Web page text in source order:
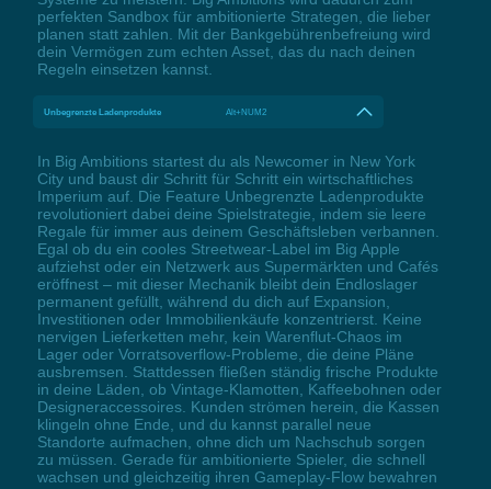
perfekten Sandbox für ambitionierte Strategen, die lieber
planen statt zahlen. Mit der Bankgebührenbefreiung wird
dein Vermögen zum echten Asset, das du nach deinen
Regeln einsetzen kannst.
Unbegrenzte Ladenprodukte Alt+NUM2
In Big Ambitions startest du als Newcomer in New York
City und baust dir Schritt für Schritt ein wirtschaftliches
Imperium auf. Die Feature Unbegrenzte Ladenprodukte
revolutioniert dabei deine Spielstrategie, indem sie leere
Regale für immer aus deinem Geschäftsleben verbannen.
Egal ob du ein cooles Streetwear-Label im Big Apple
aufziehst oder ein Netzwerk aus Supermärkten und Cafés
eröffnest – mit dieser Mechanik bleibt dein Endloslager
permanent gefüllt, während du dich auf Expansion,
Investitionen oder Immobilienkäufe konzentrierst. Keine
nervigen Lieferketten mehr, kein Warenflut-Chaos im
Lager oder Vorratsoverflow-Probleme, die deine Pläne
ausbremsen. Stattdessen fließen ständig frische Produkte
in deine Läden, ob Vintage-Klamotten, Kaffeebohnen oder
Designeraccessoires. Kunden strömen herein, die Kassen
klingeln ohne Ende, und du kannst parallel neue
Standorte aufmachen, ohne dich um Nachschub sorgen
zu müssen. Gerade für ambitionierte Spieler, die schnell
wachsen und gleichzeitig ihren Gameplay-Flow bewahren